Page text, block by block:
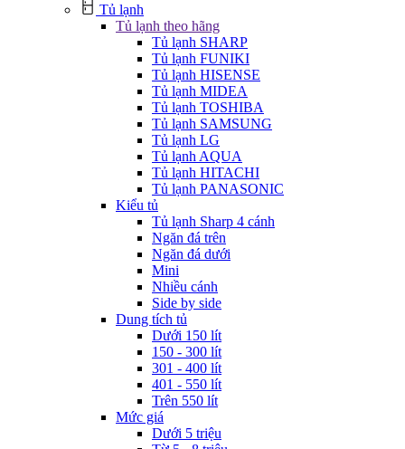
Tủ lạnh
Tủ lạnh theo hãng
Tủ lạnh SHARP
Tủ lạnh FUNIKI
Tủ lạnh HISENSE
Tủ lạnh MIDEA
Tủ lạnh TOSHIBA
Tủ lạnh SAMSUNG
Tủ lạnh LG
Tủ lạnh AQUA
Tủ lạnh HITACHI
Tủ lạnh PANASONIC
Kiểu tủ
Tủ lạnh Sharp 4 cánh
Ngăn đá trên
Ngăn đá dưới
Mini
Nhiều cánh
Side by side
Dung tích tủ
Dưới 150 lít
150 - 300 lít
301 - 400 lít
401 - 550 lít
Trên 550 lít
Mức giá
Dưới 5 triệu